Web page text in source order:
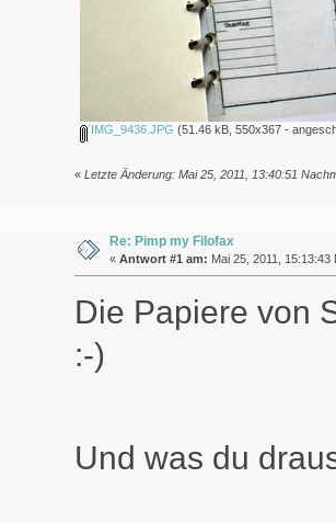
IMG_9436.JPG (51.46 kB, 550x367 -
« Letzte Änderung: Mai 25, 2011, 13:40:51
Re: Pimp my Filofax
« Antwort #1 am: Mai 25, 2011, 15:13:43
Die Papiere von
:-)
Und was du